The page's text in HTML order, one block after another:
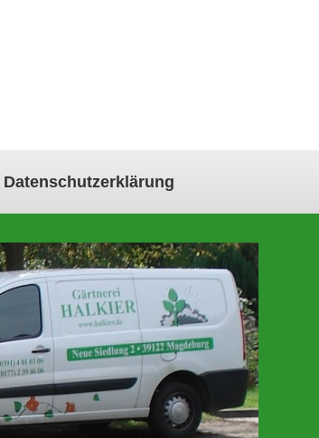
Datenschutzerklärung